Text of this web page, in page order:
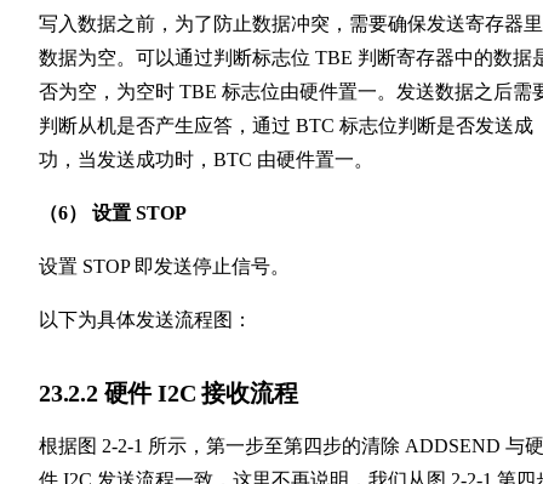
写入数据之前，为了防止数据冲突，需要确保发送寄存器
数据为空。可以通过判断标志位 TBE 判断寄存器中的数据
否为空，为空时 TBE 标志位由硬件置一。发送数据之后需
判断从机是否产生应答，通过 BTC 标志位判断是否发送成
功，当发送成功时，BTC 由硬件置一。
（6） 设置 STOP
设置 STOP 即发送停止信号。
以下为具体发送流程图：
23.2.2 硬件 I2C 接收流程
根据图 2-2-1 所示，第一步至第四步的清除 ADDSEND 与硬
件 I2C 发送流程一致，这里不再说明，我们从图 2-2-1 第四